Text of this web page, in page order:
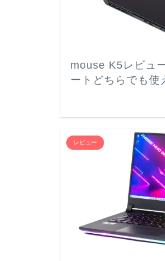
mouse K5レビュ
ートどちらでも使
レビュー